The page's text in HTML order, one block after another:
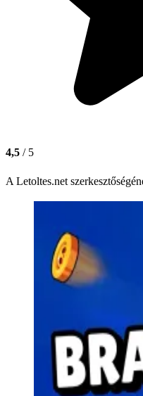
4,5 / 5
A Letoltes.net